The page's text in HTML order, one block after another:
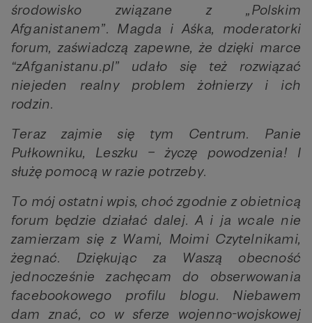
środowisko związane z „Polskim
Afganistanem”. Magda i Aśka, moderatorki
forum, zaświadczą zapewne, że dzięki marce
“zAfganistanu.pl” udało się też rozwiązać
niejeden realny problem żołnierzy i ich
rodzin.
Teraz zajmie się tym Centrum. Panie
Pułkowniku, Leszku – życzę powodzenia! I
służę pomocą w razie potrzeby.
To mój ostatni wpis, choć zgodnie z obietnicą
forum będzie działać dalej. A i ja wcale nie
zamierzam się z Wami, Moimi Czytelnikami,
żegnać. Dziękując za Waszą obecność
jednocześnie zachęcam do obserwowania
facebookowego profilu blogu. Niebawem
dam znać, co w sferze wojenno-wojskowej